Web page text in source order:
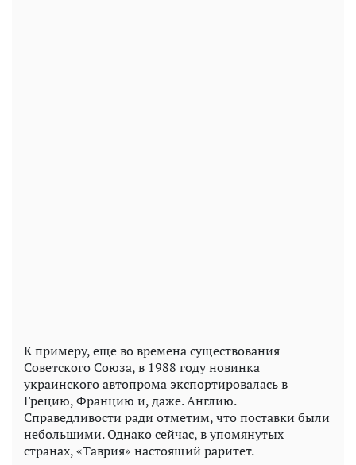
К примеру, еще во времена существования
Советского Союза, в 1988 году новинка
украинского автопрома экспортировалась в
Грецию, Францию и, даже. Англию.
Справедливости ради отметим, что поставки были
небольшими. Однако сейчас, в упомянутых
странах, «Таврия» настоящий раритет.